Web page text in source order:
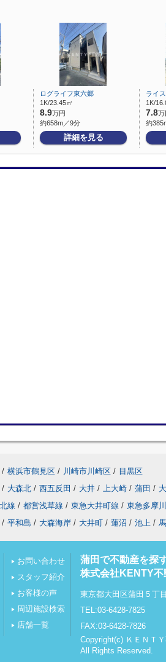
ログライフ東六郷
1K/23.45㎡
8.9万円
約658m／9分
詳細を見る
ライ
1K/
7.8万
約
/ 横浜市鶴見区 / 川崎市川崎区 / 目黒区
/ 大森北 / 西五反田 / 大井 / 上大崎 / 蒲田 /
線 / 都営浅草線 / 東急大井町線 / 東急多摩
/ 平和島 / 大森海岸 / 大井町 / 蓮沼 / 池上 /
お問い合わせ
スタッフ紹介
お客様の声
周辺施設検索
店舗一覧
蒲田で不動産を探
株式会社KENTY
東京都大田区蒲田５丁
TEL:03-6428-7825
FAX:03-6428-7826
Copyright(c) ＫＥＮＴ
All Rights Reserved.